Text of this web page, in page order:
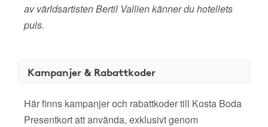
av världsartisten Bertil Vallien känner du hotellets
puls.
Kampanjer & Rabattkoder
Här finns kampanjer och rabattkoder till Kosta Boda
Presentkort att använda, exklusivt genom